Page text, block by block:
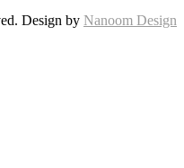
Design by Nanoom Design